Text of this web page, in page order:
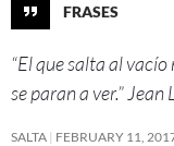
FRASES
“El que salta al
se paran a ver.” Jean
SALTA FEBRUARY 11,